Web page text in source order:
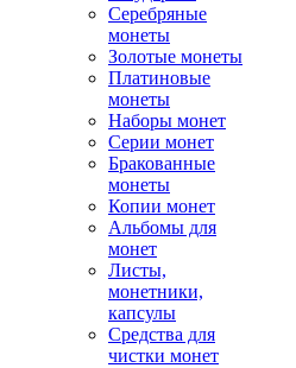
Серебряные
монеты
Золотые монеты
Платиновые
монеты
Наборы монет
Серии монет
Бракованные
монеты
Копии монет
Альбомы для
монет
Листы,
монетники,
капсулы
Средства для
чистки монет